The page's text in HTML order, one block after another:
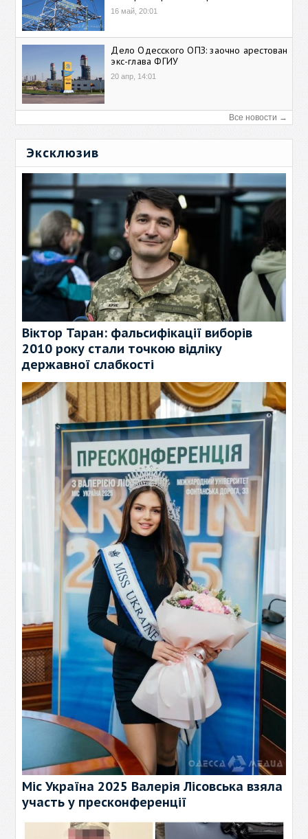
16 май, 20:01
Дело Одесского ОПЗ: заочно арестован
экс-глава ФГИУ
20 апр, 14:01
Все новости →
Эксклюзив
Віктор Таран: фальсифікації виборів
2010 року стали точкою відліку
державної слабкості
Міс Україна 2025 Валерія Лісовська взяла
участь у пресконференції